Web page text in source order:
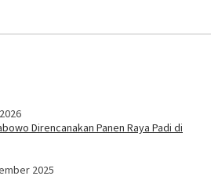
Direncanakan Panen Raya Padi di
2025